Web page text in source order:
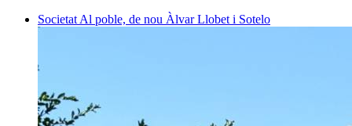
Societat Al poble, de nou Àlvar Llobet i Sotelo